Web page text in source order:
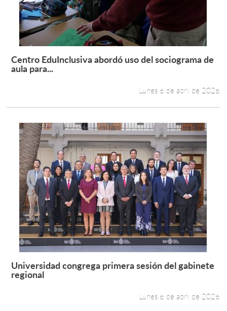
Leer más +
Centro EduInclusiva abordó uso del sociograma de
aula para...
Lunes 6 de abril de 2026
Leer más +
Universidad congrega primera sesión del gabinete
regional
Lunes 6 de abril de 2026